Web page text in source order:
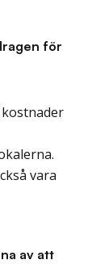
för
vara
av att